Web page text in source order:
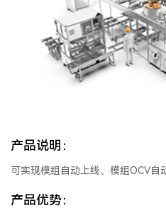
产品说明：
可实现模组自动上线、模组OCV自
产品优势：